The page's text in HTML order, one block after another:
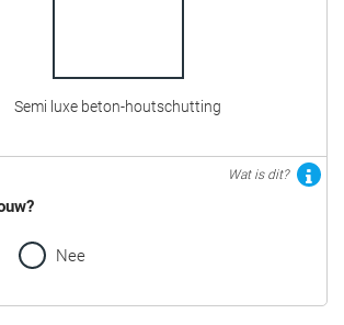
Semi luxe beton-houtschutting
Wat is dit?
Nee